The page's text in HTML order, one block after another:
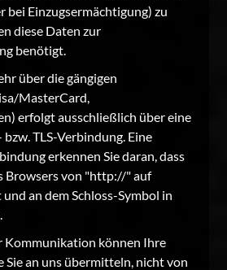
bei Einzugsermächtigung) zu
diese Daten zur
benötigt.
über die gängigen
MasterCard,
erfolgt ausschließlich über eine
bzw. TLS-Verbindung. Eine
erkennen Sie daran, dass
Browsers von "http://" auf
an dem Schloss-Symbol in
Kommunikation können Ihre
Sie an uns übermitteln, nicht von